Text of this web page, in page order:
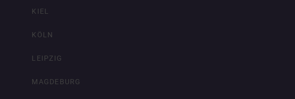
KIEL
KÖLN
LEIPZIG
MAGDEBURG